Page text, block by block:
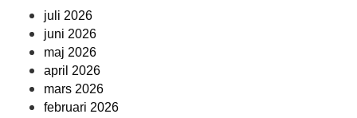
juli 2026
juni 2026
maj 2026
april 2026
mars 2026
februari 2026